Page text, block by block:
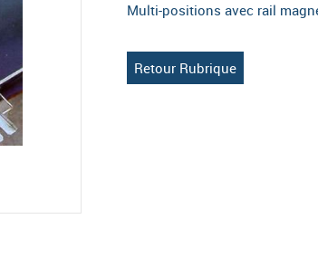
Multi-positions avec rail
Retour Rubrique